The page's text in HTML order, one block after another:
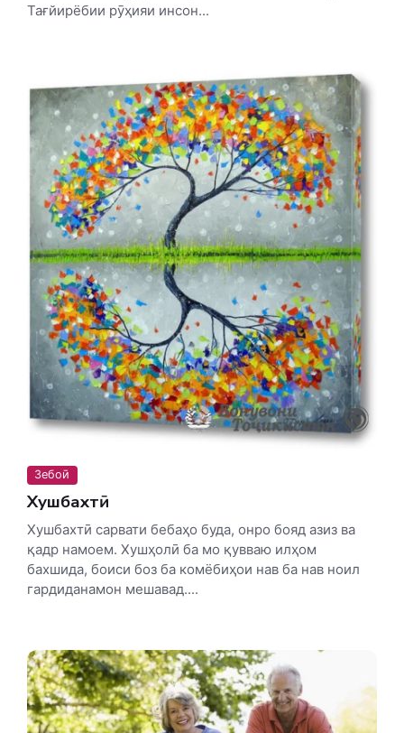
Тағйирёбии рӯҳияи инсон...
Зебоӣ
Хушбахтӣ
Хушбахтӣ сарвати бебаҳо буда, онро бояд азиз ва
қадр намоем. Хушҳолӣ ба мо қувваю илҳом
бахшида, боиси боз ба комёбиҳои нав ба нав ноил
гардиданамон мешавад....